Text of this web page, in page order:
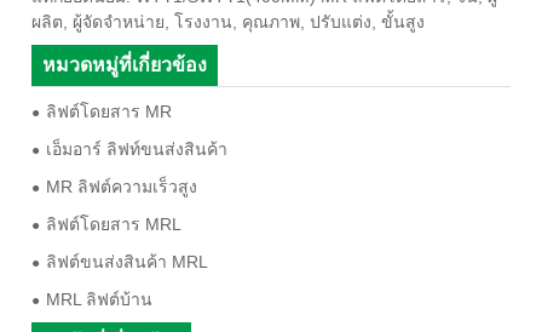
ผลิต, ผู้จัดจำหน่าย, โรงงาน, คุณภาพ, ปรับแต่ง, ขั้นสูง
หมวดหมู่ที่เกี่ยวข้อง
ลิฟต์โดยสาร MR
เอ็มอาร์ ลิฟท์ขนส่งสินค้า
MR ลิฟต์ความเร็วสูง
ลิฟต์โดยสาร MRL
ลิฟต์ขนส่งสินค้า MRL
MRL ลิฟต์บ้าน